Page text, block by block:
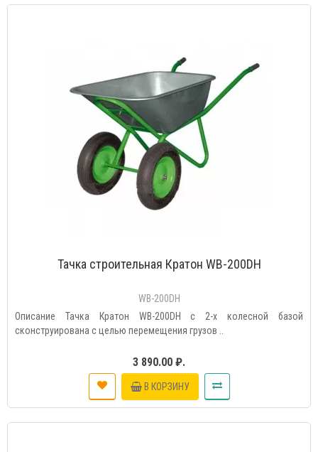
Тачка строительная Кратон WB-200DH
WB-200DH
Описание Тачка Кратон WB-200DH с 2-х колесной базой
сконструирована с целью перемещения грузов ..
3 890.00 ₽.
В КОРЗИНУ